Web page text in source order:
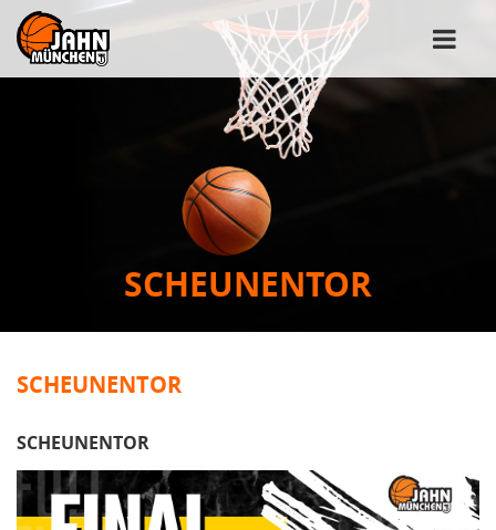
SCHEUNENTOR
SCHEUNENTOR
SCHEUNENTOR